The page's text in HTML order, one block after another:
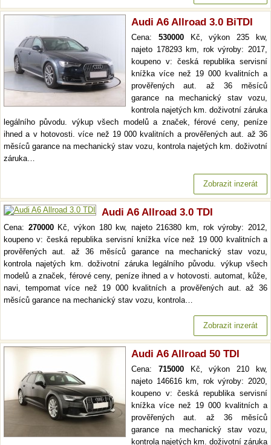
Audi A6 Allroad 3.0 BiTDI
Cena: 530000Kč, výkon 235 kw,
najeto 178293 km, rok výroby: 2017,
koupeno v: česká republika servisní
knížka více než 19 000 kvalitních a
prověřených aut. až 36 měsíců
garance na mechanický stav vozu,
kontrola najetých km. doživotní záruka
legálního původu. výkup všech modelů a značek, férové ceny, peníze
ihned a v hotovosti. více než 19 000 kvalitních a prověřených aut. až 36
měsíců garance na mechanický stav vozu, kontrola najetých km. doživotní
záruka…
Zobrazit inzerát
Audi A6 Allroad 3.0 TDI
Cena: 270000Kč, výkon 180 kw, najeto 216380 km, rok výroby: 2012,
koupeno v: česká republika servisní knížka více než 19 000 kvalitních a
prověřených aut. až 36 měsíců garance na mechanický stav vozu,
kontrola najetých km. doživotní záruka legálního původu. výkup všech
modelů a značek, férové ceny, peníze ihned a v hotovosti. automat, kůže,
navi, tempomat více než 19 000 kvalitních a prověřených aut. až 36
měsíců garance na mechanický stav vozu, kontrola…
Zobrazit inzerát
Audi A6 Allroad 50 TDI
Cena: 715000Kč, výkon 210 kw,
najeto 146616 km, rok výroby: 2020,
koupeno v: česká republika servisní
knížka více než 19 000 kvalitních a
prověřených aut. až 36 měsíců
garance na mechanický stav vozu,
kontrola najetých km. doživotní záruka